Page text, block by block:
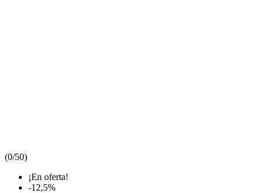
(0/50)
¡En oferta!
-12,5%